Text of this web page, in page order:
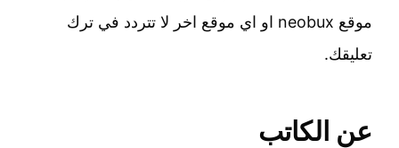
موقع neobux او اي موقع اخر لا تتردد في ترك
تعليقك.
عن الكاتب